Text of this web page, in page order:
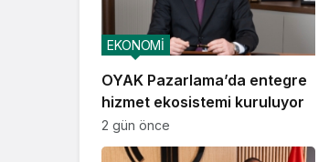
OYAK Pazarlama’da entegre
hizmet ekosistemi kuruluyor
EKONOMİ
2 gün önce